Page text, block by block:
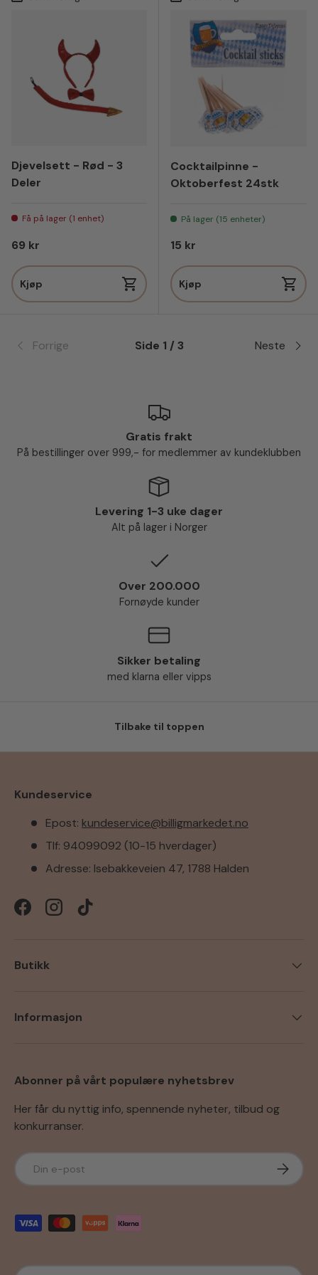
Djevelsett - Rød - 3
Deler
Få på lager (1 enhet)
Vanlig pris
69 kr
Kjøp
Cocktailpinne -
Oktoberfest 24stk
På lager (15 enheter)
Vanlig pris
15 kr
Kjøp
Forrige Side 1 / 3 Neste
Gratis frakt
På bestillinger over 999,- for medlemmer av kundeklubben
Levering 1-3 uke dager
Alt på lager i Norger
Over 200.000
Fornøyde kunder
Sikker betaling
med klarna eller vipps
Tilbake til toppen
Kundeservice
Epost: kundeservice@billigmarkedet.no
Tlf: 94099092 (10-15 hverdager)
Adresse: Isebakkeveien 47, 1788 Halden
FacebookInstagramTikTok
Butikk
Informasjon
Abonner på vårt populære nyhetsbrev
Her får du nyttig info, spennende nyheter, tilbud og
konkurranser.
E-post Abonner
Godkjente betalingsmetoder
Språk